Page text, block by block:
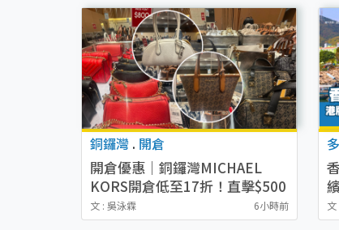
銅鑼灣 . 開倉
開倉優惠｜銅鑼灣MICHAEL
KORS開倉低至17折！直擊$500
起買手袋/銀包/鞋款 必買經典
Jet Set系列
文 : 吳泳霖 6小時前